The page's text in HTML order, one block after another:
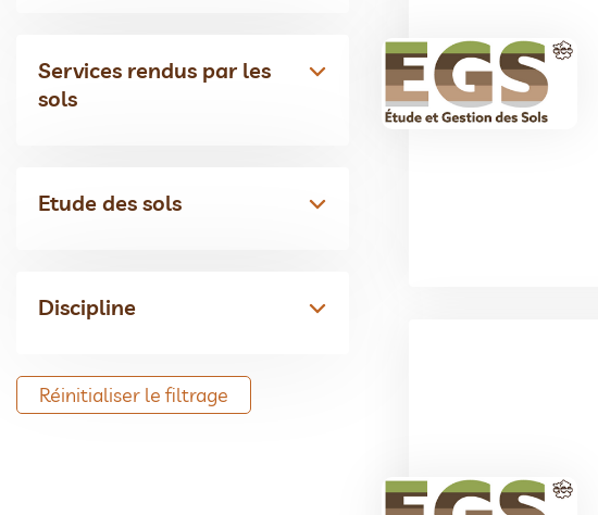
Services rendus par les
sols
Etude des sols
Discipline
Réinitialiser le filtrage